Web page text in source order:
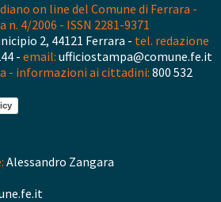
on line del Comune di Ferrara -
n. 4/2006 - ISSN 2281-9371
2, 44121 Ferrara - tel. redazione
- email: ufficiostampa@comune.fe.it
- informazioni ai cittadini: 800 532
Alessandro Zangara